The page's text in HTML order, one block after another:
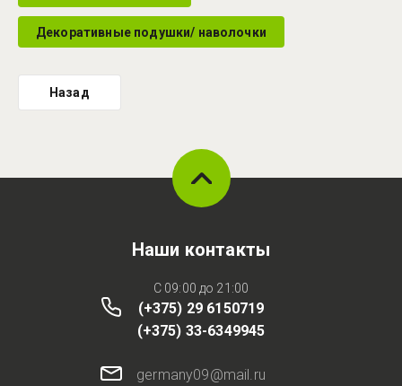
Декоративные подушки/ наволочки
Назад
Наши контакты
C 09:00 до 21:00
(+375) 29 6150719
(+375) 33-6349945
germany09@mail.ru